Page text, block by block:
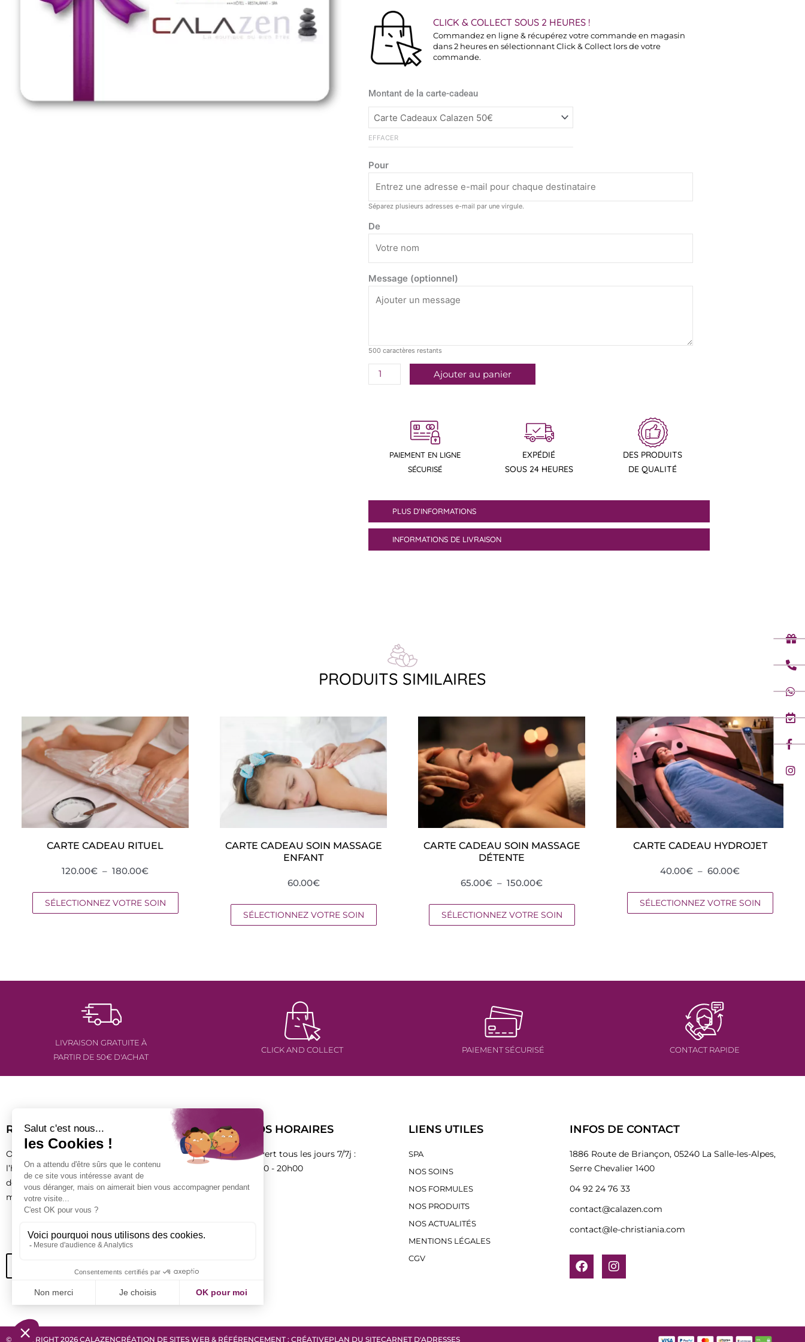
50.00€
à
500.00€
CLICK & COLLECT SOUS 2 HEURES !
Commandez en ligne & récupérez votre commande en magasin
dans 2 heures en sélectionnant Click & Collect lors de votre
commande.
Montant de la carte-cadeau
EFFACER
Pour
Séparez plusieurs adresses e-mail par une virgule.
De
Message (optionnel)
500 caractères restants
quantité
de
Carte
cadeau
CALAZEN
Ajouter au panier
PAIEMENT EN LIGNE
SÉCURISÉ
EXPÉDIÉ
SOUS 24 HEURES
DES PRODUITS
DE QUALITÉ
PLUS D'INFORMATIONS
INFORMATIONS DE LIVRAISON
PRODUITS SIMILAIRES
CARTE CADEAU RITUEL
120.00€ – 180.00€PLAGE
PRIX :
120.00€
SÉLECTIONNEZ VOTRE SOIN
CARTE CADEAU SOIN MASSAGE
ENFANT
60.00€
SÉLECTIONNEZ VOTRE SOIN
CARTE CADEAU SOIN MASSAGE
DÉTENTE
65.00€ – 150.00€PLAGE
PRIX :
65.00€
SÉLECTIONNEZ VOTRE SOIN
CARTE CADEAU HYDROJET
40.00€ – 60.00€PLAGE
PRIX :
40.00€
SÉLECTIONNEZ VOTRE SOIN
LIVRAISON GRATUITE À
PARTIR DE 50€ D'ACHAT
CLICK AND COLLECT PAIEMENT SÉCURISÉ CONTACT RAPIDE
RÉSERVATION SPA
Ouvert aux clients comme aux non résidents de
l’hôtel, le spa Calazen vous propose un moment de
détente grâce à des soins du visage et du corps et des
massages relaxants ou toniques.
04 92 24 76 33
07 72 72 42 72
NOS HORAIRES
Ouvert tous les jours 7/7j :
9h00 - 20h00
LIENS UTILES
SPA
NOS SOINS
NOS FORMULES
NOS PRODUITS
NOS ACTUALITÉS
MENTIONS LÉGALES
CGV
INFOS DE CONTACT
1886 Route de Briançon, 05240 La Salle-les-Alpes,
Serre Chevalier 1400
04 92 24 76 33
contact@calazen.com
contact@le-christiania.com
a
c
e
k
n
s
t
a
© COPYRIGHT 2026 CALAZENCRÉATION DE SITES WEB & RÉFÉRENCEMENT : CRÉATIVEPLAN DU SITECARNET D'ADRESSES